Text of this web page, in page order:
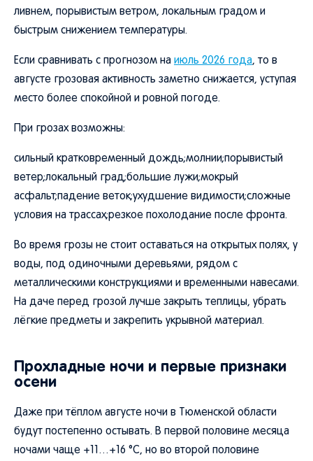
ливнем, порывистым ветром, локальным градом и
быстрым снижением температуры.
Если сравнивать с прогнозом на июль 2026 года, то в
августе грозовая активность заметно снижается, уступая
место более спокойной и ровной погоде.
При грозах возможны:
сильный кратковременный дождь;молнии;порывистый
ветер;локальный град;большие лужи;мокрый
асфальт;падение веток;ухудшение видимости;сложные
условия на трассах;резкое похолодание после фронта.
Во время грозы не стоит оставаться на открытых полях, у
воды, под одиночными деревьями, рядом с
металлическими конструкциями и временными навесами.
На даче перед грозой лучше закрыть теплицы, убрать
лёгкие предметы и закрепить укрывной материал.
Прохладные ночи и первые признаки
осени
Даже при тёплом августе ночи в Тюменской области
будут постепенно остывать. В первой половине месяца
ночами чаще +11…+16 °C, но во второй половине